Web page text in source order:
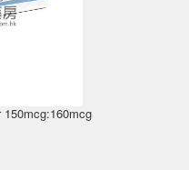
150mcg:160mcg